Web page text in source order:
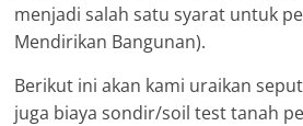
menjadi salah satu syarat untuk
Mendirikan Bangunan).
Berikut ini akan kami uraikan
juga biaya sondir/soil test tanah